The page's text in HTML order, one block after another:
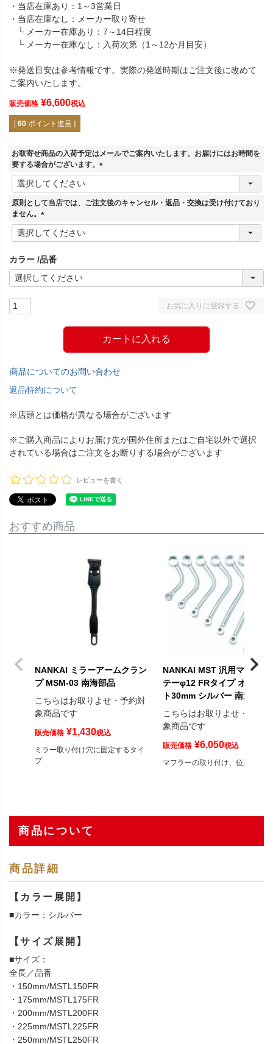
・当店在庫あり：1～3営業日
・当店在庫なし：メーカー取り寄せ
└ メーカー在庫あり：7～14日程度
└ メーカー在庫なし：入荷次第（1～12か月目安）
※発送目安は参考情報です。実際の発送時期はご注文後に改めて
ご案内いたします。
販売価格 ¥6,600税込
[ 60 ポイント進呈 ]
お取寄せ商品の入荷予定はメールでご案内いたします。お届けにはお時間を
要する場合がございます。
(
須
原則として当店では、ご注文後のキャンセル・返品・交換は受け付けており
ません。
(
必
)
カラー 品番
お気に入りに登録する
カートに入れる
商品についてのお問い合わせ
返品特約について
※店頭とは価格が異なる場合がございます
※ご購入商品によりお届け先が国外住所またはご自宅以外で選択
されている場合はご注文をお断りする場合がございます
レビューを書く
おすすめ商品
NANKAI ミラーアームクラン
プ MSM-03 南海部品
こちらはお取りよせ・予約対
象商品です
販売価格 ¥1,430税込
ミラー取り付け穴に固定するタイ
プ
NANKAI MST 汎用マフラー
テーφ12 FRタイプ オフセッ
ト30mm シルバー 南海部品
こちらはお取りよせ・予約対
象商品です
販売価格 ¥6,050税込
マフラーの取り付け、位置変更に
商品について
商品詳細
【カラー展開】
■カラー：シルバー
【サイズ展開】
■サイズ：
全長／品番
・150mm/MSTL150FR
・175mm/MSTL175FR
・200mm/MSTL200FR
・225mm/MSTL225FR
・250mm/MSTL250FR